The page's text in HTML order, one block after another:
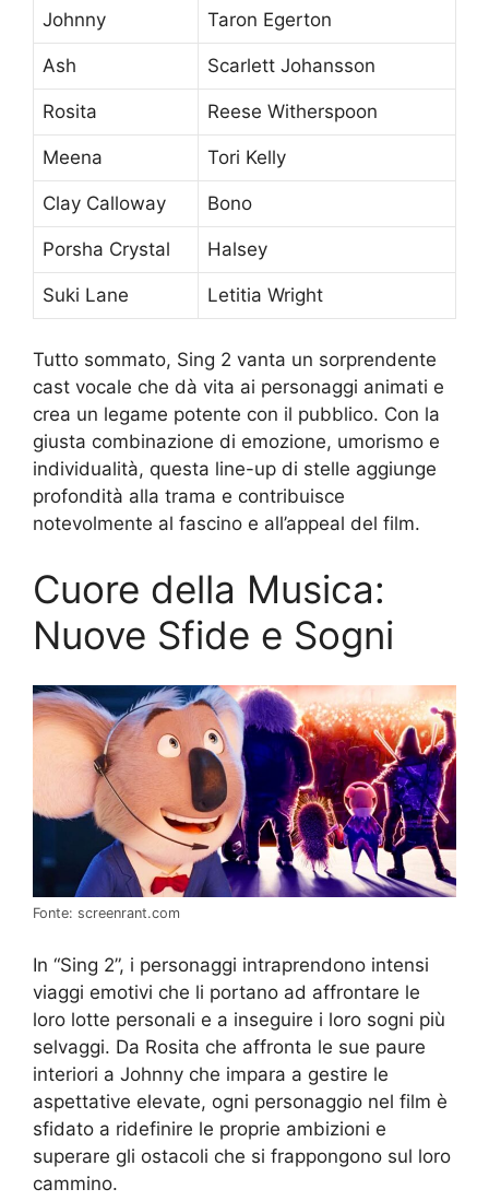
Johnny Taron Egerton
Ash Scarlett Johansson
Rosita Reese Witherspoon
Meena Tori Kelly
Clay Calloway Bono
Porsha Crystal Halsey
Suki Lane Letitia Wright
Tutto sommato, Sing 2 vanta un sorprendente
cast vocale che dà vita ai personaggi animati e
crea un legame potente con il pubblico. Con la
giusta combinazione di emozione, umorismo e
individualità, questa line-up di stelle aggiunge
profondità alla trama e contribuisce
notevolmente al fascino e all’appeal del film.
Cuore della Musica:
Nuove Sfide e Sogni
Fonte: screenrant.com
In “Sing 2”, i personaggi intraprendono intensi
viaggi emotivi che li portano ad affrontare le
loro lotte personali e a inseguire i loro sogni più
selvaggi. Da Rosita che affronta le sue paure
interiori a Johnny che impara a gestire le
aspettative elevate, ogni personaggio nel film è
sfidato a ridefinire le proprie ambizioni e
superare gli ostacoli che si frappongono sul loro
cammino.